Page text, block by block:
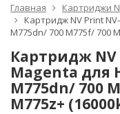
Главная Картриджи
Картридж NV Print
M775dn/ 700 M775f/ 700
Картридж NV
Magenta для
M775dn/ 700
M775z+